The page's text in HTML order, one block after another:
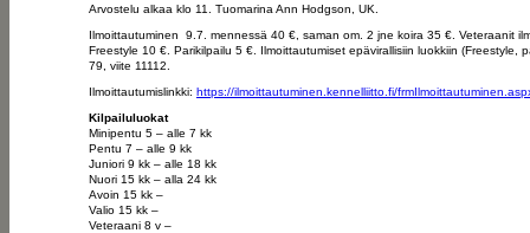
Arvostelu alkaa klo 11. Tuomarina Ann Hodgson, UK.
Ilmoittautuminen 9.7. mennessä 40 €, saman om. 2 jne koira 35 €. Veteraanit
Freestyle 10 €. Parikilpailu 5 €. Ilmoittautumiset epävirallisiin luokkiin (Freestyle,
79, viite 11112.
Ilmoittautumislinkki: https://ilmoittautuminen.kennelliitto.fi/
Kilpailuluokat
Minipentu 5 – alle 7 kk
Pentu 7 – alle 9 kk
Juniori 9 kk – alle 18 kk
Nuori 15 kk – alla 24 kk
Avoin 15 kk –
Valio 15 kk –
Veteraani 8 v –